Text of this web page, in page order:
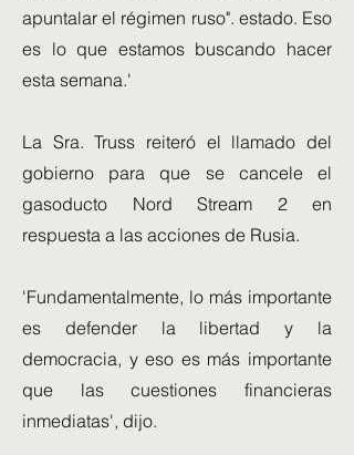
apuntalar el régimen ruso". estado. Eso
es lo que estamos buscando hacer
esta semana.'
La Sra. Truss reiteró el llamado del
gobierno para que se cancele el
gasoducto Nord Stream 2 en
respuesta a las acciones de Rusia.
'Fundamentalmente, lo más importante
es defender la libertad y la
democracia, y eso es más importante
que las cuestiones financieras
inmediatas', dijo.